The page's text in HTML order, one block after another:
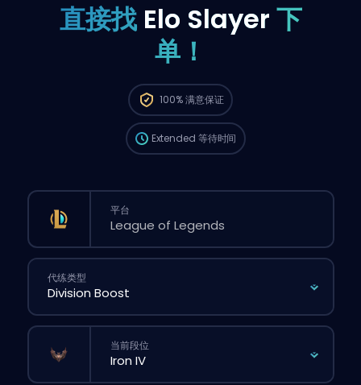
直接找 Elo Slayer 下
单！
100%满意保证
这个订单会自动分配给这位 booster，所以等的
时间可能会比你在网站上正常下单还要久一点。
Extended 等待时间
平台
代练类型
当前段位